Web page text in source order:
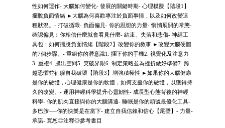
性如何運作- 大腦如何變化- 發展的關鍵時期- 心理模擬【階段1】
擺脫負面情緒 ►大腦為何喜歡專注於負面事情，以及如何改變這
種狀況。- 打破循環- 負面偏見- 你的思想的力量- 悄悄展開的常態-
確認偏見︰你相信什麼就會看見什麼- 結束、失落和悲傷- 神經工
具包：如何擺脫負面情緒【階段2】改變你的敘事 ►改變大腦硬體
的7個步驟。- 重組你的潛意識1. 擱下你的手機2. 視覺化及注意力
3. 重複4. 騰出空間5. 突破界限6. 制定策略並為挫折做好準備7. 跨
越恐懼並征服自我破壞【階段3】增強積極性 ►如果你的大腦健康
是你的硬體，心理健康是你的軟體，如何支援你的硬體，以獲得持
久的改變。- 運用神經科學提升心靈韌性- 成長型心態背後的神經
科學- 你的肌肉直接與你的大腦溝通- 睡眠是你的頭號最優化工具-
多巴胺──你的快樂是在當下- 建立自我信賴和信心【尾聲】- 力量-
承諾- 寬恕◎注釋◎參考書目